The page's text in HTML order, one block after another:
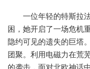
一位年轻的特斯拉
困，她开启了一场危机
隐约可见的遗失的巨塔
团聚。利用电磁力在荒
的袭击，面对北欧神话